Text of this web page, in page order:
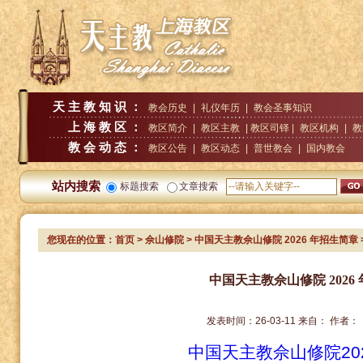
天主教知识： 教会历史 礼仪年历 教会圣事知识
上海教区： 教区简介 教区主教 | 教区司铎 | 教区机构
教会动态： 教区公告 教区动态 普世教会 国内教会
站内搜索 标题搜索 文章搜索
您现在的位置：首页 >佘山修院 > 中国天主教佘山修院 2026 年招生简章
中国天主教佘山修院 2026
发表时间： 26-03-11 来自： 作者：
中国天主教佘山修院